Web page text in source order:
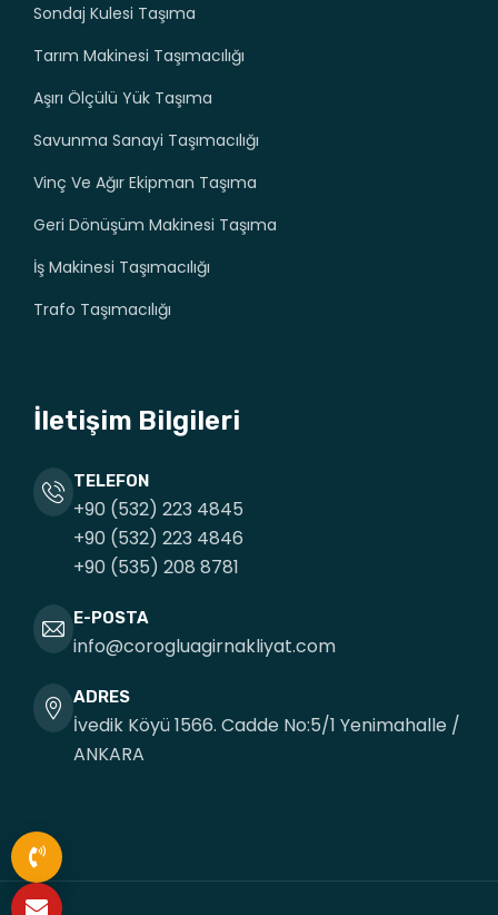
Sondaj Kulesi Taşıma
Tarım Makinesi Taşımacılığı
Aşırı Ölçülü Yük Taşıma
Savunma Sanayi Taşımacılığı
Vinç Ve Ağır Ekipman Taşıma
Geri Dönüşüm Makinesi Taşıma
İş Makinesi Taşımacılığı
Trafo Taşımacılığı
İletişim Bilgileri
TELEFON
+90 (532) 223 4845
+90 (532) 223 4846
+90 (535) 208 8781
E-POSTA
info@corogluagirnakliyat.com
ADRES
İvedik Köyü 1566. Cadde No:5/1 Yenimahalle /
ANKARA